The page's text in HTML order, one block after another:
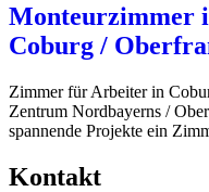
Monteurzimmer
Coburg /
Zimmer für Arbeiter in
Zentrum Nordbayerns /
spannende Projekte ein
Kontakt